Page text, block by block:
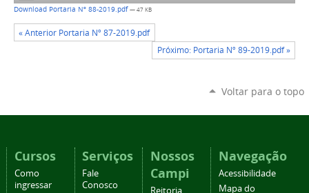
Download Portaria Nº 88-2019.pdf— 47 KB
« Anterior Portaria Nº 87-2019.pdf
Próximo: Portaria Nº 89-2019.pdf »
Voltar para o topo
Cursos
Como
ingressar
Serviços
Fale
Conosco
Nossos
Campi
Navegação
Acessibilidade
Mapa do